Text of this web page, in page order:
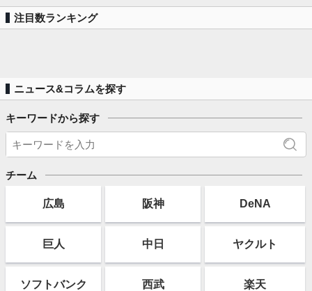
注目数ランキング
ニュース&コラムを探す
キーワードから探す
チーム
広島 阪神 DeNA
巨人 中日 ヤクルト
ソフト バンク 西武 楽天